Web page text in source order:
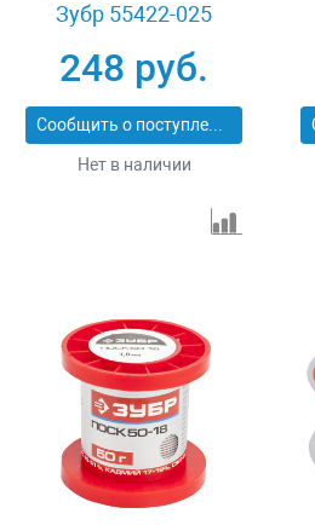
Зубр 55422-025
248 руб.
Сообщить о поступлении
Нет в наличии